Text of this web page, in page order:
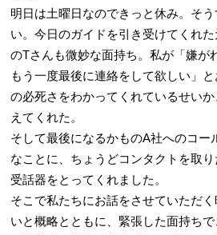
明日は土曜日なのできっと休み。そ
い。今日のガイドを引き受けてくれ
のTさんも微妙な面持ち。私が「嫌が
もう一度最後に連絡をして欲しい」
の必死さをわかってくれているせい
えてくれた。
そして最後になるかものA社へのコー
なことに、ちょうどコンタクトを取
受話器をとってくれました。
そこで私たちにお話をさせていただ
いと概略とともに、緊張した面持ち